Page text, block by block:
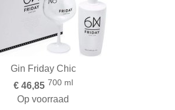
Gin Friday Chic
€ 46,85 700 ml
Op voorraad